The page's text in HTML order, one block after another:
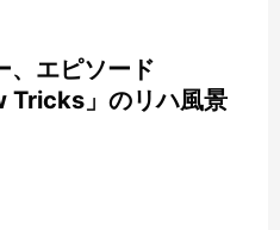
、エピソード
Tricks」のリハ風景